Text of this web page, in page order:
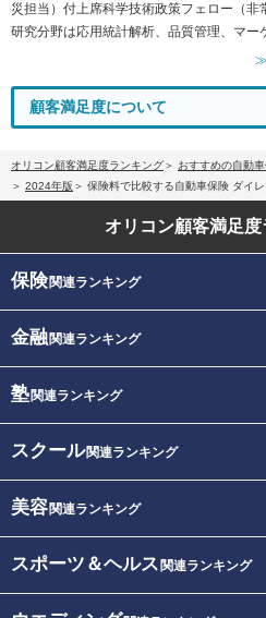
災担当）付上席科学技術政策フェロー（非
研究分野は応用統計解析、品質管理、マー
≫
顧客満足度について
オリコン顧客満足度ランキング
おすすめの自動
2024年版
保険料で比較する自動車保険 ダイ
オリコン顧客満足度
保険関連ランキング
金融関連ランキング
塾関連ランキング
スクール関連ランキング
美容関連ランキング
スポーツ＆ヘルス 関連ランキング